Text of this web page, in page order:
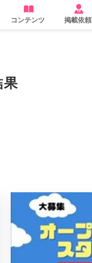
コンテンツ 掲載依頼
果